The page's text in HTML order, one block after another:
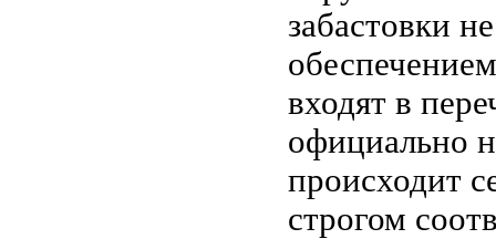
забастовки
входят в
официально
происходит
строгом